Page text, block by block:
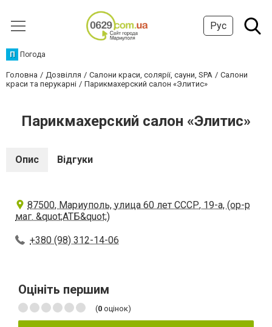
Рус
П Погода
Головна Дозвілля Салони краси, солярії, сауни, SPA
Салони
краси та перукарні
Парикмахерский салон «Элитис»
Парикмахерский салон «Элитис»
Опис Відгуки
87500, Мариуполь, улица 60 лет СССР, 19-а, (ор-р
маг. &quot;АТБ&quot;)
+380 (98) 312-14-06
Оцініть першим
(0 оцінок)